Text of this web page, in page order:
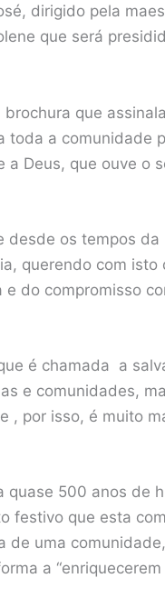
dirigido pela
que será
que
toda a comunidade
a Deus, que ouve o
desde os tempos da
querendo com isto
do compromisso
é chamada a
e comunidades,
, por isso, é muito
quase 500 anos de
festivo que esta
de uma
a